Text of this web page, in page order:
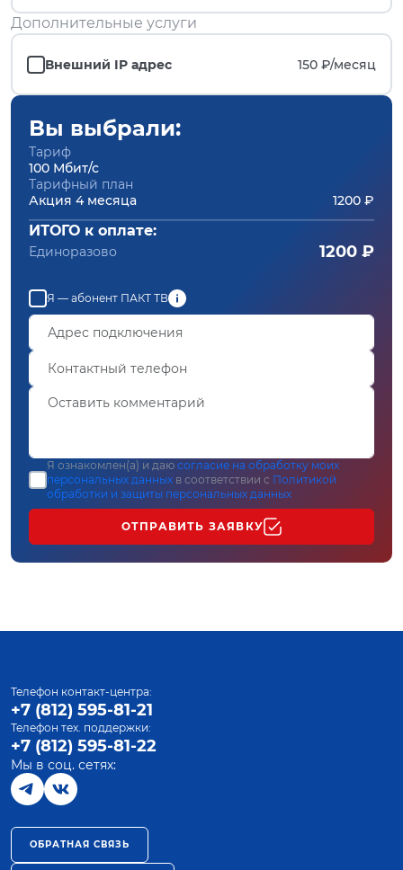
Дополнительные услуги
Внешний IP адрес 150 ₽/месяц
Вы выбрали:
Тариф
100 Мбит/с
Тарифный план
Акция 4 месяца
1200 ₽
ИТОГО к оплате:
Единоразово 1200 ₽
Я — абонент ПАКТ ТВ
Я ознакомлен(а) и даю согласие на обработку моих
персональных данных в соответствии с Политикой
обработки и защиты персональных данных
ОТПРАВИТЬ ЗАЯВКУ
Телефон контакт-центра:
+7 (812) 595-81-21
Телефон тех. поддержки:
+7 (812) 595-81-22
Мы в соц. сетях:
ОБРАТНАЯ СВЯЗЬ